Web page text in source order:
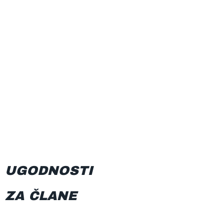
UGODNOSTI
ZA ČLANE